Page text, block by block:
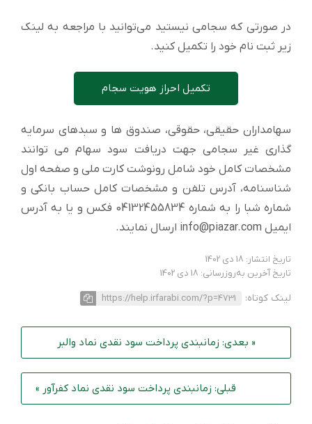
در صورتی که سجامی نیستید می‌توانید با مراجعه به لینک
زیر ثبت نام خود را تکمیل کنید.
تکمیل احراز هویت سجام
سهامداران حقیقی، حقوقی، صندوق ها و سبدهای سرمایه
گذاری غیر سجامی جهت دریافت سود سهام می توانند
مشخصات کامل خود شامل رونوشت کارت ملی و صفحه اول
شناسنامه، آدرس تلفن و مشخصات کامل حساب بانکی و
شماره شبا را به شماره 04132455834 فکس و یا به آدرس
ایمیل info@piazar.com ارسال نمایند.
تاریخ انتشار: 18 دی 1402
تاریخ آخرین به‌روزرسانی: 18 دی 1402
لینک کوتاه: https://help.irfarabi.com/?p=4731
« بعدی: زمانبندی پرداخت سود نقدی نماد والبر
قبلی: زمانبندی پرداخت سود نقدی نماد کفرآور »